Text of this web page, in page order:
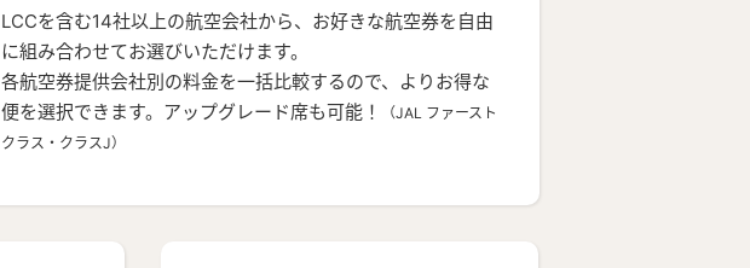
LCCを含む14社以上の航空会社から、お好きな航空券を自由
に組み合わせてお選びいただけます。
各航空券提供会社別の料金を一括比較するので、よりお得な
便を選択できます。アップグレード席も可能！
（JAL ファースト
クラス・クラスJ）